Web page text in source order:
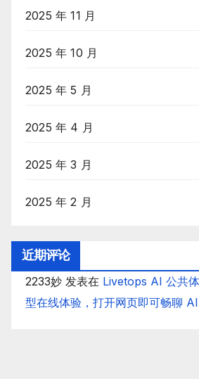
2025 年 11 月
2025 年 10 月
2025 年 5 月
2025 年 4 月
2025 年 3 月
2025 年 2 月
近期评论
2233妙 发表在 Livetops AI 公共
型在线体验，打开网页即可畅聊 AI